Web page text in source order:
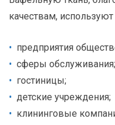
качествам, используют
предприятия
сферы обслуживания;
гостиницы;
детские учреждения;
клининговые